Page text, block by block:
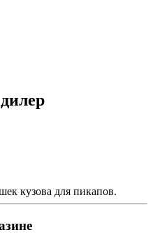
кузова для пикапов.